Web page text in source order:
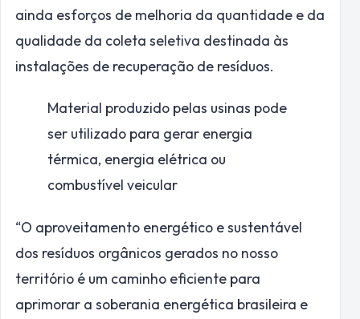
ainda esforços de melhoria da quantidade e da
qualidade da coleta seletiva destinada às
instalações de recuperação de resíduos.
Material produzido pelas usinas pode
ser utilizado para gerar energia
térmica, energia elétrica ou
combustível veicular
“O aproveitamento energético e sustentável
dos resíduos orgânicos gerados no nosso
território é um caminho eficiente para
aprimorar a soberania energética brasileira e